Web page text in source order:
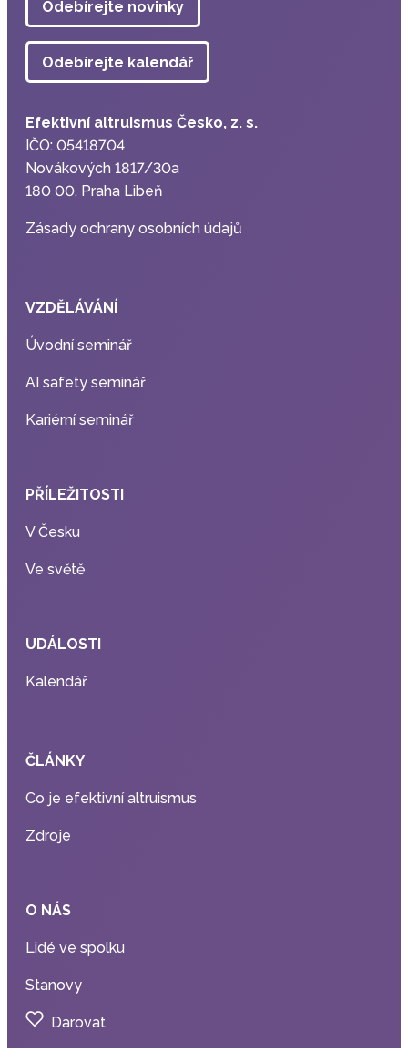
Odebírejte novinky
Odebírejte kalendář
Efektivní altruismus Česko, z. s.
IČO: 05418704
Novákových 1817/30a
180 00, Praha Libeň
Zásady ochrany osobních údajů
VZDĚLÁVÁNÍ
Úvodní seminář
AI safety seminář
Kariérní seminář
PŘÍLEŽITOSTI
V Česku
Ve světě
UDÁLOSTI
Kalendář
ČLÁNKY
Co je efektivní altruismus
Zdroje
O NÁS
Lidé ve spolku
Stanovy
Darovat